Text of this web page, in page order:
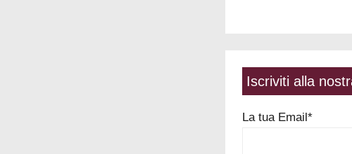
Iscriviti alla
La tua Email*